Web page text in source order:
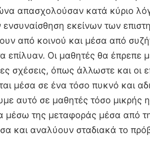
απασχολούσαν κατά κύριο
ενσυναίσθηση εκείνων των
από κοινού και μέσα από
επίλυαν. Οι μαθητές θα
σχέσεις, όπως άλλωστε και οι
μέσα σε ένα τόσο πυκνό και
αυτό σε μαθητές τόσο μικρής
μέσω της μεταφοράς μέσα από
και αναλύουν σταδιακά